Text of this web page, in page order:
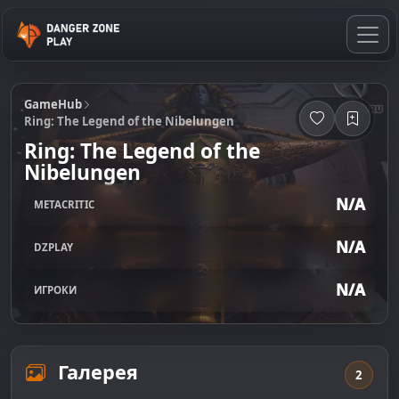
GameHub
Ring: The Legend of the Nibelungen
Ring: The Legend of the
Nibelungen
METACRITIC N/A
DZPLAY N/A
ИГРОКИ N/A
Галерея 2